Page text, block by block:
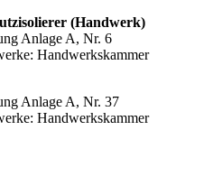
(Handwerk)
Anlage A, Nr. 6
Handwerkskammer
Anlage A, Nr. 37
Handwerkskammer